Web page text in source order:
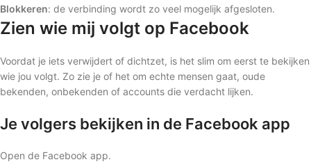
Blokkeren: de verbinding wordt zo veel mogelijk afgesloten.
Zien wie mij volgt op Facebook
Voordat je iets verwijdert of dichtzet, is het slim om eerst te bekijken
wie jou volgt. Zo zie je of het om echte mensen gaat, oude
bekenden, onbekenden of accounts die verdacht lijken.
Je volgers bekijken in de Facebook app
Open de Facebook app.